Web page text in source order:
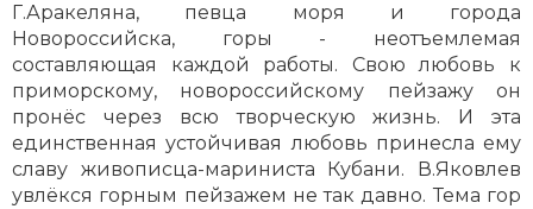
Г.Аракеляна, певца моря и города
Новороссийска, горы - неотъемлемая
составляющая каждой работы. Свою любовь к
приморскому, новороссийскому пейзажу он
пронёс через всю творческую жизнь. И эта
единственная устойчивая любовь принесла ему
славу живописца-мариниста Кубани. В.Яковлев
увлёкся горным пейзажем не так давно. Тема гор